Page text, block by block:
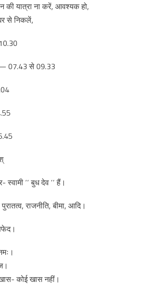
की यात्रा ना करें, आवश्यक हो,
से निकलें,
— 07.43 से 09.33
‘‘ बुध देव ‘‘ हैं।
राजनीति, बीमा, आदि।
कोई खास नहीं।